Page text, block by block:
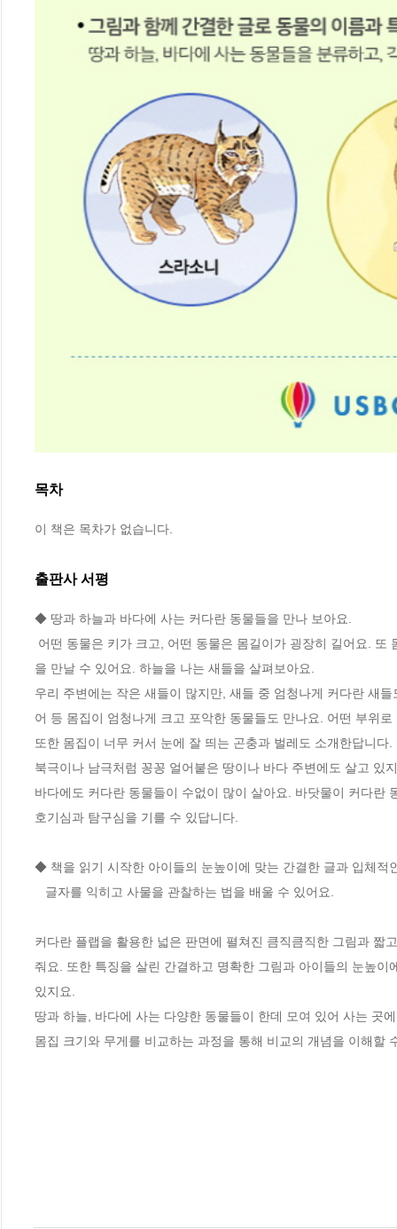
목차
이 책은 목차가 없습니다.
출판사 서평
◆ 땅과 하늘과 바다에 사는 커다란 동물들을 만나 보아요.
을 만날 수 있어요. 하늘을 나는 새들을 살펴보아요.
우리 주변에는 작은 새들이 많지만, 새들 중 엄청나게 커다란 새
어 등 몸집이 엄청나게 크고 포악한 동물들도 만나요. 어떤 부위
또한 몸집이 너무 커서 눈에 잘 띄는 곤충과 벌레도 소개한답니
북극이나 남극처럼 꽁꽁 얼어붙은 땅이나 바다 주변에도 살고
바다에도 커다란 동물들이 수없이 많이 살아요. 바닷물이 커다란
호기심과 탐구심을 기를 수 있답니다.
◆ 책을 읽기 시작한 아이들의 눈높이에 맞는 간결한 글과 입체적
커다란 플랩을 활용한 넓은 판면에 펼쳐진 큼직큼직한 그림과 짧
줘요. 또한 특징을 살린 간결하고 명확한 그림과 아이들의 눈높
있지요.
땅과 하늘, 바다에 사는 다양한 동물들이 한데 모여 있어 사는 곳
몸집 크기와 무게를 비교하는 과정을 통해 비교의 개념을 이해할